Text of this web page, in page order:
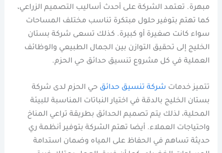
مبهرة. تعتمد الشركة على أحدث أساليب التصميم الزراعي،
كما تهتم بتوفير حلول مبتكرة تناسب مختلف المساحات
سواء كانت صغيرة أو كبيرة. كذلك تسعى شركة بستان
الخليج إلى تحقيق التوازن بين الجمال الطبيعي والوظائف
العملية في كل مشروع تنسيق حدائق حي الحزم.
تتميز خدمات شركة تنسيق حدائق حي الحزم لدى شركة
بستان الخليج بالدقة في اختيار النباتات المناسبة للبيئة
المحلية، لذلك يتم تصميم الحدائق بطريقة تراعي المناخ
واحتياجات العملاء. أيضا تهتم الشركة بتوفير أنظمة ري
حديثة تساهم في الحفاظ على المياه وضمان استدامة